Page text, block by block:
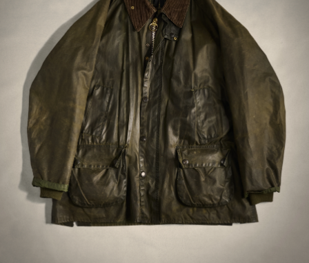
Produktet og leveransen som forventet
JAN-THORE B KØBTE PÅ CAREOFCARL.NO
Er fornøyd med varen
ØRNULF O KØBTE PÅ CAREOFCARL.NO
Bra att den är lätt fodrad, vilket gör den både
bekväm och snygg.
PETER S KØBTE PÅ CAREOFCARL.SE